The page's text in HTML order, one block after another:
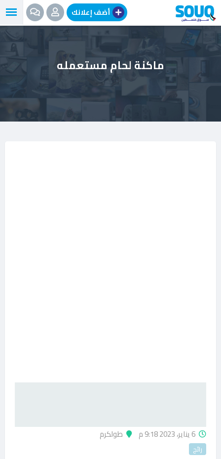
انتقل
إلى
المحتوى
أضف إعلانك
ماكنة لحام مستعمله
6 يناير، 2023 9:18 م طولكرم
رائج